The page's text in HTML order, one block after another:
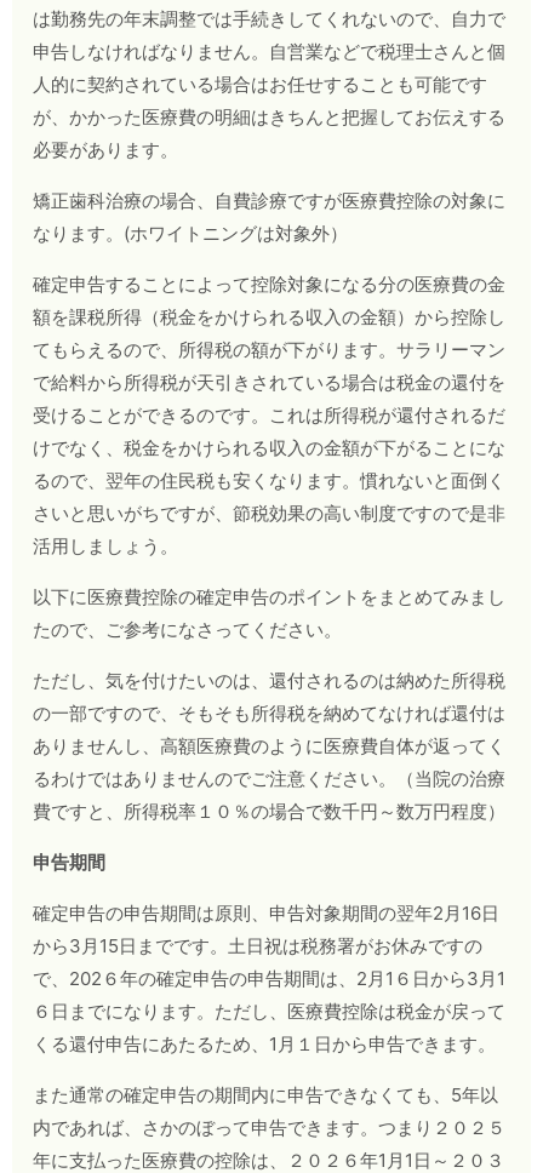
は勤務先の年末調整では手続きしてくれないので、自力で
申告しなければなりません。自営業などで税理士さんと個
人的に契約されている場合はお任せすることも可能です
が、かかった医療費の明細はきちんと把握してお伝えする
必要があります。
矯正歯科治療の場合、自費診療ですが医療費控除の対象に
なります。(ホワイトニングは対象外）
確定申告することによって控除対象になる分の医療費の金
額を課税所得（税金をかけられる収入の金額）から控除し
てもらえるので、所得税の額が下がります。サラリーマン
で給料から所得税が天引きされている場合は税金の還付を
受けることができるのです。これは所得税が還付されるだ
けでなく、税金をかけられる収入の金額が下がることにな
るので、翌年の住民税も安くなります。慣れないと面倒く
さいと思いがちですが、節税効果の高い制度ですので是非
活用しましょう。
以下に医療費控除の確定申告のポイントをまとめてみまし
たので、ご参考になさってください。
ただし、気を付けたいのは、還付されるのは納めた所得税
の一部ですので、そもそも所得税を納めてなければ還付は
ありませんし、高額医療費のように医療費自体が返ってく
るわけではありませんのでご注意ください。（当院の治療
費ですと、所得税率１０％の場合で数千円～数万円程度）
申告期間
確定申告の申告期間は原則、申告対象期間の翌年2月16日
から3月15日までです。土日祝は税務署がお休みですの
で、202６年の確定申告の申告期間は、2月1６日から3月1
６日までになります。ただし、医療費控除は税金が戻って
くる還付申告にあたるため、1月１日から申告できます。
また通常の確定申告の期間内に申告できなくても、5年以
内であれば、さかのぼって申告できます。つまり２０２５
年に支払った医療費の控除は、２０２６年1月1日～２０３